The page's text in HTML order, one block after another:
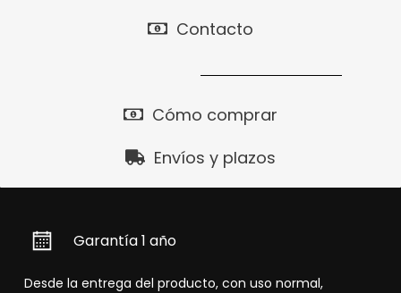
Contacto
Cómo comprar
Envíos y plazos
Garantía 1 año
Desde la entrega del producto, con uso normal,